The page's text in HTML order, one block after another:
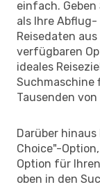
einfach.
als Ihre
Reisedaten
verfügbaren
ideales
Suchmaschine
Tausenden
Darüber
Choice"-
Option für
oben in den